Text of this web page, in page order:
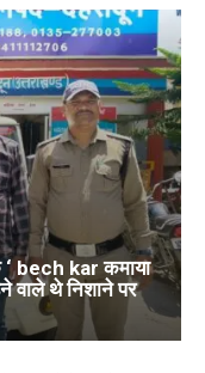
bech kar कमाया
वाले थे निशाने पर